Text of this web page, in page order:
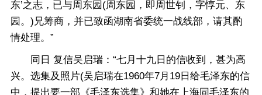
东’之志，已与周东园(周东园，即周世钊，字惇元、东
园。)兄筹商，并已致函湖南省委统一战线部，请其酌
情处理。”
同日 复信吴启瑞：“七月十九日的信收到，甚为高
兴。选集及照片(吴启瑞在1960年7月19日给毛泽东的信
中，提出要一部《毛泽东选集》和她在上海同毛泽东的